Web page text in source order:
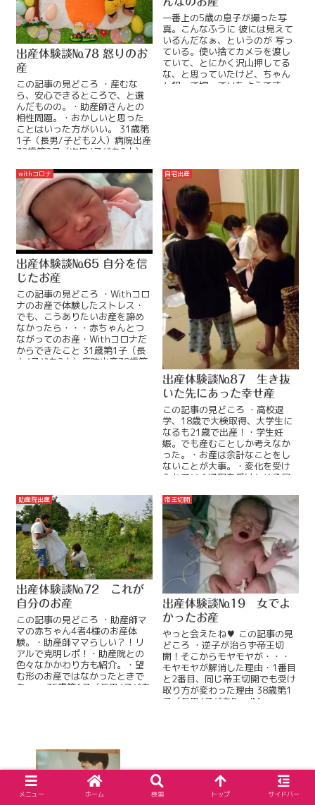
出産体験談№78 怒りのお
産
この記事の見どころ ・産むな
ら、安心できるところで、と選
んだものの。・助産師さんとの
相性問題。・おかしいと思った
ことはいった方がいい。 31歳第
1子（長男/子ども2人）病院出産
32歳第2子（次男/子ども2人）
ReadMore...
一番上の5歳の息子が撮った写
真。こんなふうに 彼には見えて
いるんだなぁ、というのが 写っ
ている。使い捨てカメラを渡し
ていて、とにかく沢山押してる
な、と思っていたけど、ちゃん
と狙って撮っていたようです。
withコロナ
出産体験談№65 自分を信
じたお産
この記事の見どころ ・Withコロ
ナのお産で体験したストレス・
でも、こうありたいお産を諦め
なかったら・・・赤ちゃんとつ
ながってのお産・Withコロナだ
からできたこと 31歳第1子（長
女/子ども2人）病院出産38歳第
自宅出産
出産体験談№87 生き抜
いた先にあった幸せ産
この記事の見どころ ・高校退
学、18歳で大検取得、大学生に
なるも21歳で出産！・学生妊
娠。でも産むことしか考えなか
った。・お産は余計なことをし
ないことが大事。・変化を受け
入れていく過程を受けとめる居
ReadMore...
助産院出産
出産体験談№72 これが
自分のお産
この記事の見どころ ・助産師マ
マの赤ちゃん4者4様のお産体
験。・助産師ママらしい？！リ
アルで克明レポ！・助産院との
色々なかかわり方も紹介。・望
む形のお産ではなかったときで
も・・ 35歳第1子（長男/子ども
帝王切開
出産体験談№19 女でよ
かったお産
やっと会えたね♥️ この記事の見
どころ ・逆子が治らず帝王切
開！そこからモヤモヤが・・・
モヤモヤが解消した理由・1番目
と2番目、同じ帝王切開でも受け
取り方が変わった理由 38歳第1
子（長男/子どもReadMore...
出産体験談№8 みんな、よくやった！産
メニュー ホーム 検索 トップ サイドバー